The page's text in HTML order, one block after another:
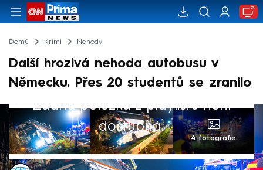
Domů Krimi Nehody
Další hrozivá nehoda autobusu v
Německu. Přes 20 studentů se zranilo
Žádná položka z playlistu není
dostupná.
4 fotografie